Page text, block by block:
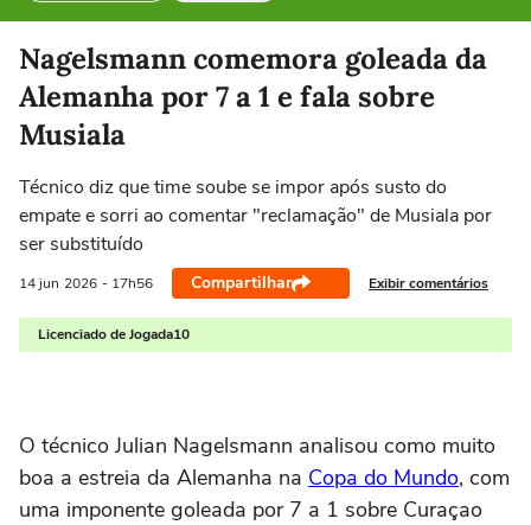
Selecione o time para ver as notícias
Nagelsmann comemora goleada da
Alemanha por 7 a 1 e fala sobre
Musiala
Técnico diz que time soube se impor após susto do
empate e sorri ao comentar "reclamação" de Musiala por
ser substituído
14 jun 2026 - 17h56 Compartilhar Exibir comentários
Licenciado de Jogada10
O técnico Julian Nagelsmann analisou como muito
boa a estreia da Alemanha na Copa do Mundo, com
uma imponente goleada por 7 a 1 sobre Curaçao